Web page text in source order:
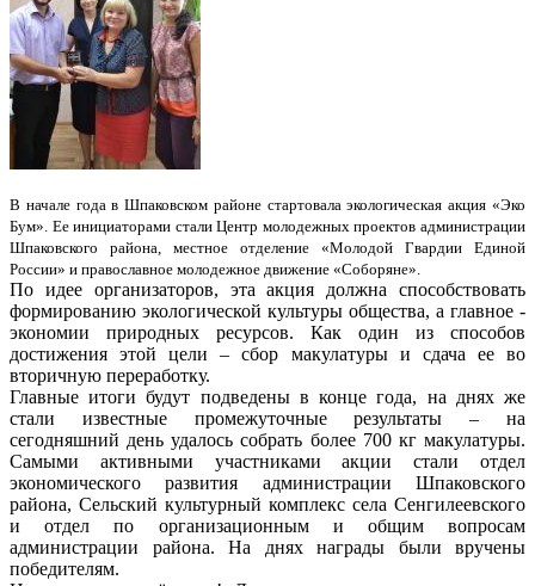
В начале года в Шпаковском районе стартовала экологическая акция «Эко
Бум». Ее инициаторами стали Центр молодежных проектов администрации
Шпаковского района, местное отделение «Молодой Гвардии Единой
России» и православное молодежное движение «Соборяне».
По идее организаторов, эта акция должна способствовать
формированию экологической культуры общества, а главное -
экономии природных ресурсов. Как один из способов
достижения этой цели – сбор макулатуры и сдача ее во
вторичную переработку.
Главные итоги будут подведены в конце года, на днях же
стали известные промежуточные результаты – на
сегодняшний день удалось собрать более 700 кг макулатуры.
Самыми активными участниками акции стали отдел
экономического развития администрации Шпаковского
района, Сельский культурный комплекс села Сенгилеевского
и отдел по организационным и общим вопросам
администрации района. На днях награды были вручены
победителям.